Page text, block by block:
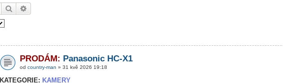
Hledat
PRODÁM: Panasonic HC-X1
od country-man » 31 kvě 2026 19:18
KATEGORIE: KAMERY